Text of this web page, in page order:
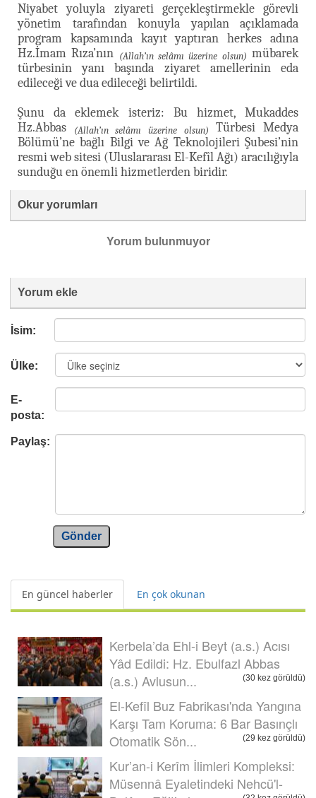
Niyabet yoluyla ziyareti gerçekleştirmekle görevli
yönetim tarafından konuyla yapılan açıklamada
program kapsamında kayıt yaptıran herkes adına
Hz.İmam Rıza’nın (Allah’ın selâmı üzerine olsun) mübarek
türbesinin yanı başında ziyaret amellerinin eda
edileceği ve dua edileceği belirtildi.
Şunu da eklemek isteriz: Bu hizmet, Mukaddes
Hz.Abbas
(Allah’ın selâmı üzerine olsun)
Türbesi Medya
Bölümü’ne bağlı Bilgi ve Ağ Teknolojileri Şubesi’nin
resmi web sitesi (Uluslararası El-Kefîl Ağı) aracılığıyla
sunduğu en önemli hizmetlerden biridir.
Okur yorumları
Yorum bulunmuyor
Yorum ekle
İsim:
Ülke:
E-
posta:
Paylaş:
Gönder
En güncel haberler En çok okunan
Kerbela’da Ehl-i Beyt (a.s.) Acısı
Yâd Edildi: Hz. Ebulfazl Abbas
(a.s.) Avlusun...
(30 kez görüldü)
El-Kefîl Buz Fabrikası'nda Yangına
Karşı Tam Koruma: 6 Bar Basınçlı
Otomatik Sön...
(29 kez görüldü)
Kur’an-i Kerîm İlimleri Kompleksi:
Müsennâ Eyaletindeki Nehcü'l-